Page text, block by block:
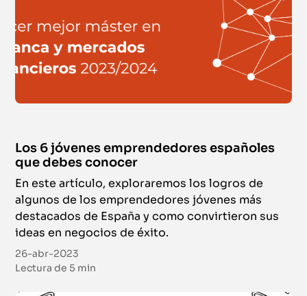
Los 6 jóvenes emprendedores españoles
que debes conocer
En este artículo, exploraremos los logros de
algunos de los emprendedores jóvenes más
destacados de España y como convirtieron sus
ideas en negocios de éxito.
26-abr-2023
Lectura de 5 min